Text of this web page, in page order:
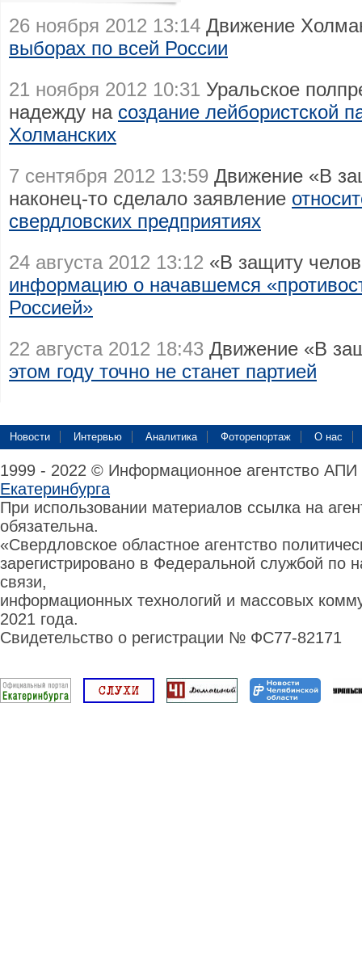
26 ноября 2012 13:14 Движение
выборах по всей России
21 ноября 2012 10:31 Уральское
надежду на создание лейбористской
Холманских
7 сентября 2012 13:59 Движение «В
наконец-то сделало заявление
свердловских предприятиях
24 августа 2012 13:12 «В защиту
информацию о начавшемся
Россией»
22 августа 2012 18:43 Движение «В
этом году точно не станет партией
Новости Интервью Аналитика Фоторепортаж О нас
1999 - 2022 © Информационное агентство
Екатеринбурга
При использовании материалов ссылка на
обязательна.
«Свердловское областное агентство
зарегистрировано в Федеральной службой по
связи,
информационных технологий и массовых
2021 года.
Свидетельство о регистрации № ФС77-82171